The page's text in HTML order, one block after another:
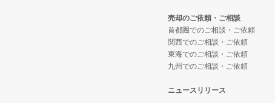
売却のご依頼・ご相談
首都圏でのご相談・ご依頼
関西でのご相談・ご依頼
東海でのご相談・ご依頼
九州でのご相談・ご依頼
ニュースリリース